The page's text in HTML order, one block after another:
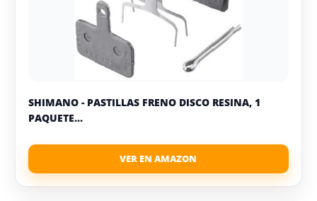
SHIMANO - PASTILLAS FRENO DISCO RESINA, 1
PAQUETE...